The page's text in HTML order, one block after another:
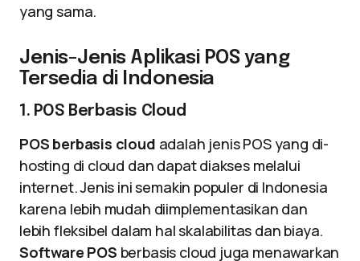
yang sama.
Jenis-Jenis Aplikasi POS yang
Tersedia di Indonesia
1. POS Berbasis Cloud
POS berbasis cloud adalah jenis POS yang di-
hosting di cloud dan dapat diakses melalui
internet. Jenis ini semakin populer di Indonesia
karena lebih mudah diimplementasikan dan
lebih fleksibel dalam hal skalabilitas dan biaya.
Software POS berbasis cloud juga menawarkan